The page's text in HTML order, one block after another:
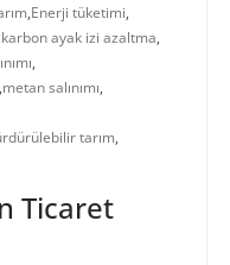
,Enerji tüketimi,
karbon ayak izi azaltma,
,
,metan salınımı,
tarım,
Ticaret